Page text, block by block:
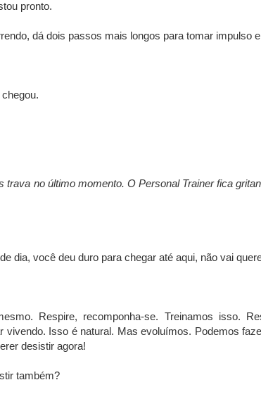
pronto.
dá dois passos mais longos para tomar impulso
no último momento. O Personal Trainer fica
dia, você deu duro para chegar até aqui, não vai
Respire, recomponha-se. Treinamos isso.
Isso é natural. Mas evoluímos. Podemos
desistir agora!
também?